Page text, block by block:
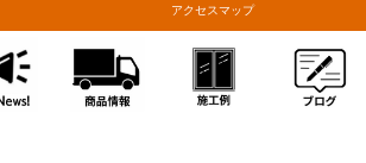
アクセスマップ
プライバシーポリシー
関連リンク
お問い合わせについて